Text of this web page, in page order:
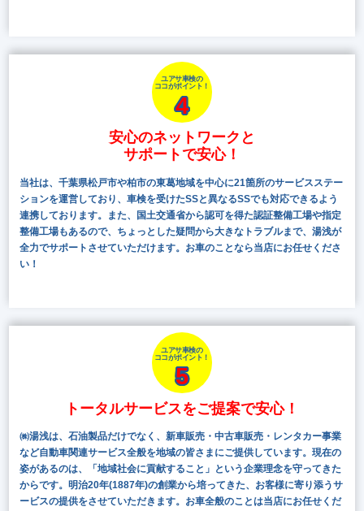
ユアサ車検の
ココがポイント！
4
安心のネットワークと
サポートで安心！
当社は、千葉県松戸市や柏市の東葛地域を中心に21箇所のサービスステー
ションを運営しており、車検を受けたSSと異なるSSでも対応できるよう
連携しております。また、国土交通省から認可を得た認証整備工場や指定
整備工場もあるので、ちょっとした疑問から大きなトラブルまで、湯浅が
全力でサポートさせていただけます。お車のことなら当店にお任せくださ
い！
ユアサ車検の
ココがポイント！
5
トータルサービスをご提案で安心！
㈱湯浅は、石油製品だけでなく、新車販売・中古車販売・レンタカー事業
など自動車関連サービス全般を地域の皆さまにご提供しています。現在の
姿があるのは、「地域社会に貢献すること」という企業理念を守ってきた
からです。明治20年(1887年)の創業から培ってきた、お客様に寄り添うサ
ービスの提供をさせていただきます。お車全般のことは当店にお任せくだ